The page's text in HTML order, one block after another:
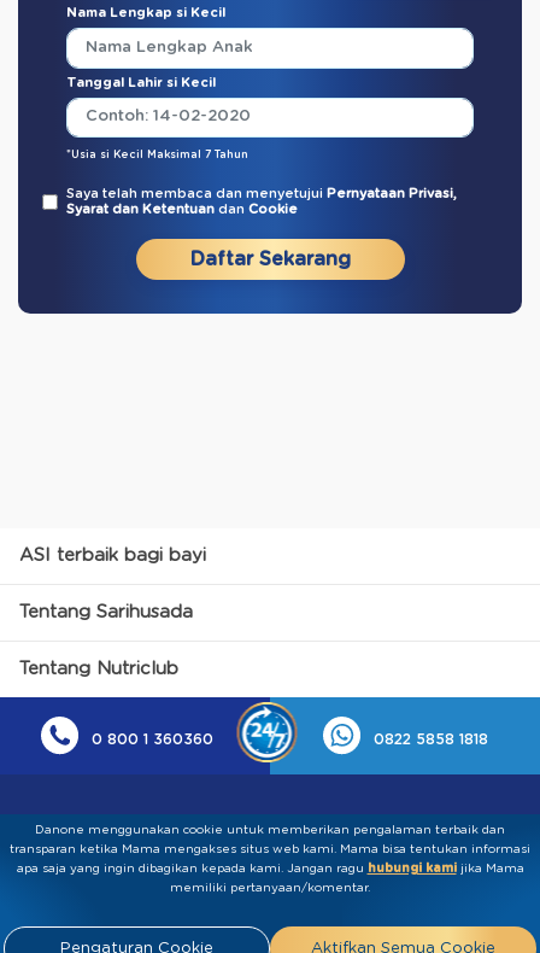
Nama Lengkap si Kecil
Tanggal Lahir si Kecil
*Usia si Kecil Maksimal 7 Tahun
Saya telah membaca dan menyetujui Pernyataan Privasi,
Syarat dan Ketentuan dan Cookie
Daftar Sekarang
ASI terbaik bagi bayi
Tentang Sarihusada
Tentang Nutriclub
0 800 1 360360 0822 5858 1818
Kebijakan Privasi Syarat & Ketentuan
Danone menggunakan cookie untuk memberikan pengalaman terbaik dan
transparan ketika Mama mengakses situs web kami. Mama bisa tentukan informasi
apa saja yang ingin dibagikan kepada kami.​ ​Jangan ragu hubungi kamijika Mama
memiliki pertanyaan/komentar.
Pengaturan Cookie Aktifkan Semua Cookie